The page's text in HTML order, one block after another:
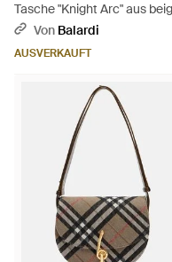
Tasche "Knight Arc" aus
Sabbia-Stoff - Weiß
Von Balardi
AUSVERKAUFT